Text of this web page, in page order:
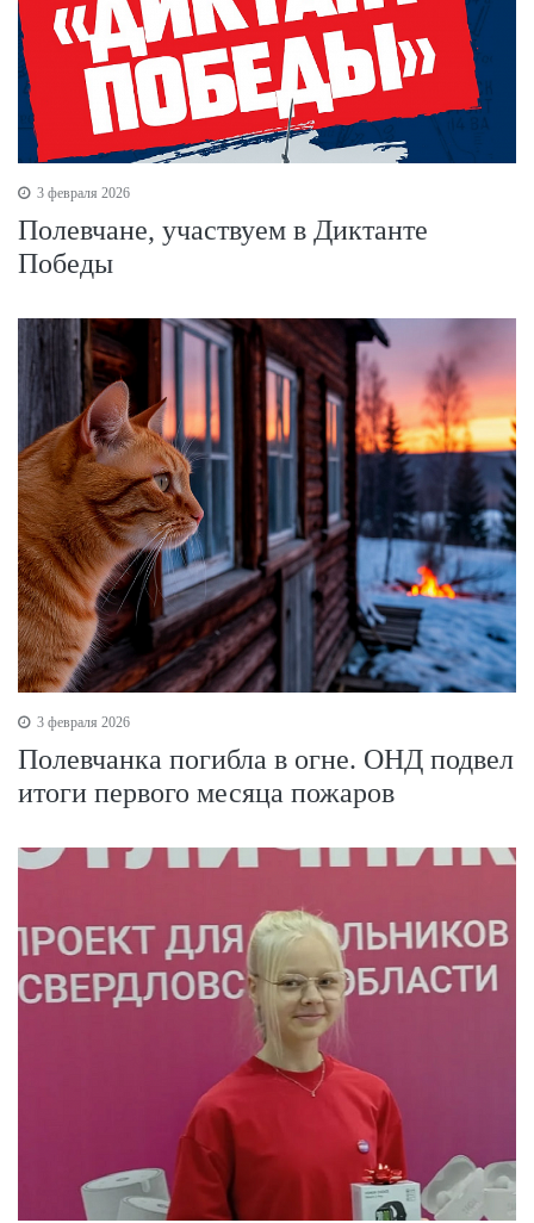
3 февраля 2026
Полевчане, участвуем в Диктанте
Победы
3 февраля 2026
Полевчанка погибла в огне. ОНД подвел
итоги первого месяца пожаров